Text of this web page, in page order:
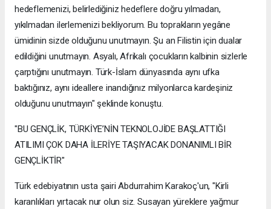
hedeflemenizi, belirlediğiniz hedeflere doğru yılmadan,
yıkılmadan ilerlemenizi bekliyorum. Bu toprakların yegâne
ümidinin sizde olduğunu unutmayın. Şu an Filistin için dualar
edildiğini unutmayın. Asyalı, Afrikalı çocukların kalbinin sizlerle
çarptığını unutmayın. Türk-İslam dünyasında aynı ufka
baktığınız, aynı ideallere inandığınız milyonlarca kardeşiniz
olduğunu unutmayın" şeklinde konuştu.
"BU GENÇLİK, TÜRKİYE’NİN TEKNOLOJİDE BAŞLATTIĞI
ATILIMI ÇOK DAHA İLERİYE TAŞIYACAK DONANIMLI BİR
GENÇLİKTİR"
Türk edebiyatının usta şairi Abdurrahim Karakoç'un, "Kirli
karanlıkları yırtacak nur olun siz. Susayan yüreklere yağmur